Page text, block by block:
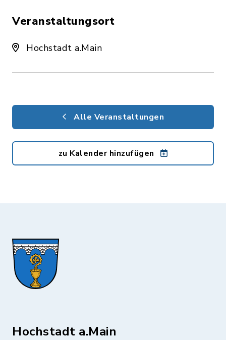
Veranstaltungsort
Hochstadt a.Main
Alle Veranstaltungen
zu Kalender hinzufügen
Hochstadt a.Main